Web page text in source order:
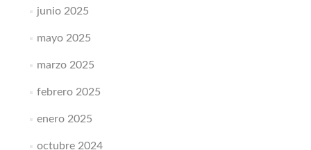
junio 2025
mayo 2025
marzo 2025
febrero 2025
enero 2025
octubre 2024